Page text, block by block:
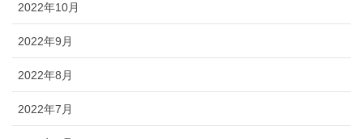
2022年10月
2022年9月
2022年8月
2022年7月